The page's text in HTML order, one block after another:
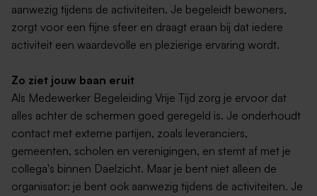
aanwezig tijdens de activiteiten. Je begeleidt bewoners,
zorgt voor een fijne sfeer en draagt eraan bij dat iedere
activiteit een waardevolle en plezierige ervaring wordt.
Zo ziet jouw baan eruit
Als Medewerker Begeleiding Vrije Tijd zorg je ervoor dat
alles achter de schermen goed geregeld is. Je onderhoudt
contact met externe partijen, zoals leveranciers,
gemeenten, scholen en verenigingen, en stemt af met je
collega's binnen Daelzicht. Maar je bent niet alleen de
organisator: je bent ook aanwezig tijdens de activiteiten. Je